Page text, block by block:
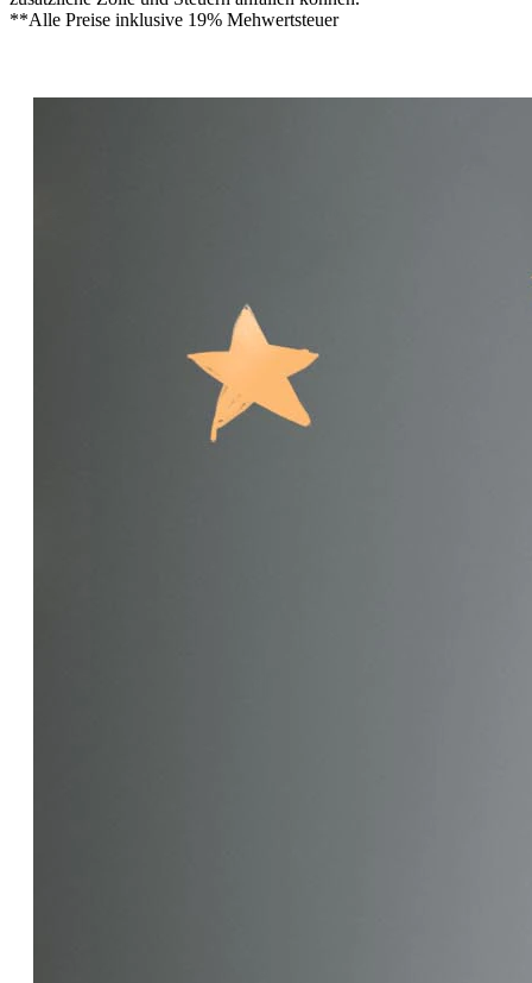
**Alle Preise inklusive 19% Mehwertsteuer